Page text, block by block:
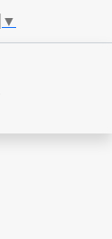
▼